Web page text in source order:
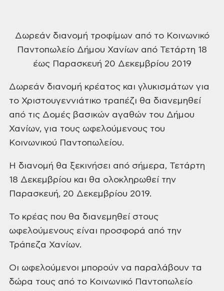
Δωρεάνδιανομή τροφίμων από το Κοινωνικό
Παντοπωλείο Δήμου Χανίων από Τετάρτη 18
έως Παρασκευή 20 Δεκεμβρίου 2019
Δωρεάν διανομή κρέατος και γλυκισμάτων για
το Χριστουγεννιάτικο τραπέζι θα διανεμηθεί
από τις Δομές βασικών αγαθών του Δήμου
Χανίων, για τους ωφελούμενους του
Κοινωνικού Παντοπωλείου.
Η διανομή θα ξεκινήσει από σήμερα, Τετάρτη
18 Δεκεμβρίου και θα ολοκληρωθεί την
Παρασκευή, 20 Δεκεμβρίου 2019.
Το κρέας που θα διανεμηθεί στους
ωφελούμενους είναι προσφορά από την
Τράπεζα Χανίων.
Οι ωφελούμενοι μπορούν να παραλάβουν τα
δώρα τους από το Κοινωνικό Παντοπωλείο